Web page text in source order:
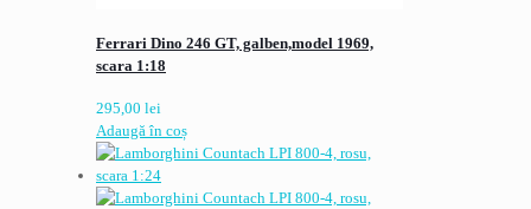
Ferrari Dino 246 GT, galben,model 1969,
scara 1:18
295,00 lei
Adaugă în coș